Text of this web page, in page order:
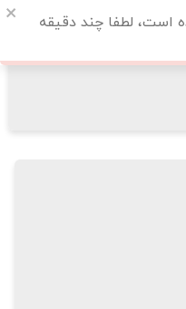
است، لطفا چند دقیقه